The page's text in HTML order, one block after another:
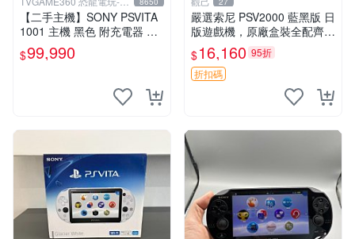
中店
【二手主機】SONY PSVITA
1001 主機 黑色 附充電器 US
B傳輸線 PS VITA PSV【台中
恐龍電玩】
$99,990
嚴選索尼 PSV2000 藍黑版 日
版遊戲機，原廠盒裝全配齊，
近乎全新狀態，中古精品值得
收藏 PSV2000 日版 游戲機
紅包裝
$16,160 95折
折扣碼